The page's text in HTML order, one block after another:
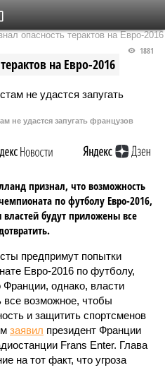
выпуск
опасность терактов на Евро-2016
на Евро-2016
1881
не удастся запугать французов
признал, что возможность
по футболу Евро-2016,
властей будут приложены все
предпримут попытки
Евро-2016 по футболу,
Франции, однако, власти
возможное, чтобы
и защитить спортсменов
заявил президент Франции
Frans Enter. Глава
на тот факт, что угроза